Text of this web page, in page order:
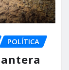
POLÍTICA